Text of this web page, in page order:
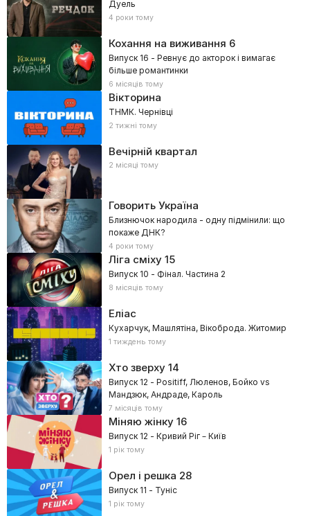
Дуель
4 роки тому
Кохання на виживання 6
Випуск 16 - Ревнує до акторок і вимагає
більше романтинки
6 місяців тому
Вікторина
ТНМК. Чернівці
2 тижні тому
Вечірній квартал
2 місяці тому
Говорить Україна
Близнючок народила - одну підмінили: що
покаже ДНК?
4 роки тому
Ліга сміху15
Випуск 10 - Фінал. Частина 2
8 місяців тому
Еліас
Кухарчук, Машлятіна, Вікоброда. Житомир
1 тиждень тому
Хто зверху14
Випуск 12 - Positiff, Люленов, Бойко vs
Мандзюк, Андраде, Кароль
7 місяців тому
Міняю жінку16
Випуск 12 - Кривий Ріг – Київ
1 рік тому
Орел і решка 28
Випуск 11 - Туніс
1 рік тому